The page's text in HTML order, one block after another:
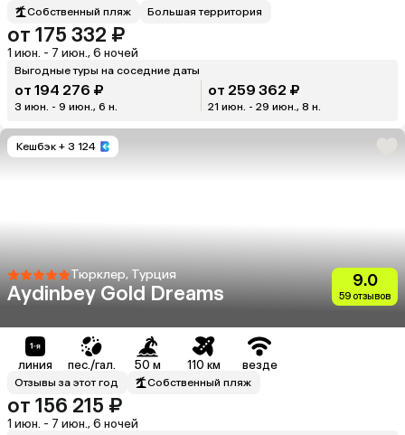
Собственный пляж
Большая территория
от 175 332 ₽
1 июн. - 7 июн., 6 ночей
Выгодные туры на соседние даты
от 194 276 ₽
3 июн. - 9 июн., 6 н.
от 259 362 ₽
21 июн. - 29 июн., 8 н.
Кешбэк + 3 124
Тюрклер, Турция
Aydinbey Gold Dreams
9.0
59 отзывов
линия пес./гал. 50 м 110 км везде
Отзывы за этот год Собственный пляж
от 156 215 ₽
1 июн. - 7 июн., 6 ночей